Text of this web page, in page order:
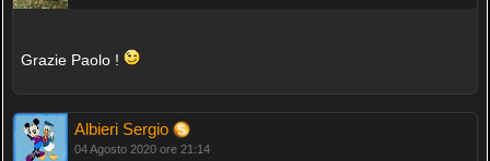
Grazie Paolo !
Albieri Sergio
04 Agosto 2020 ore 21:14